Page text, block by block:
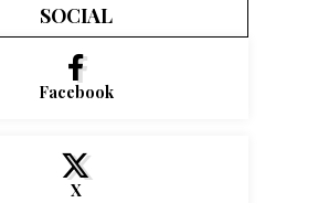
SOCIAL
Facebook
X